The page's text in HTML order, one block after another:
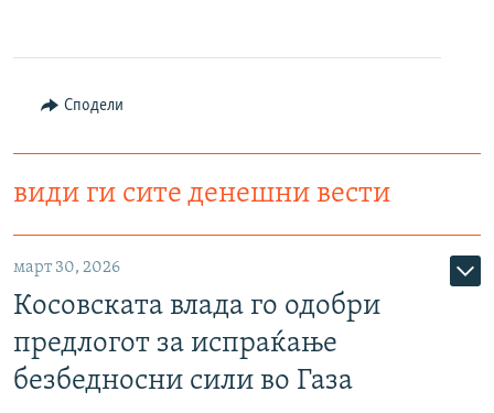
Сподели
види ги сите денешни вести
март 30, 2026
Косовската влада го одобри
предлогот за испраќање
безбедносни сили во Газа